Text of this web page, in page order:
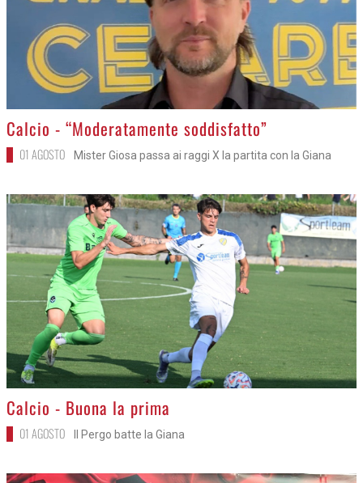
>
Calcio - “Moderatamente soddisfatto”
01 AGOSTO Mister Giosa passa ai raggi X la partita con la Giana
>
Calcio - Buona la prima
01 AGOSTO Il Pergo batte la Giana